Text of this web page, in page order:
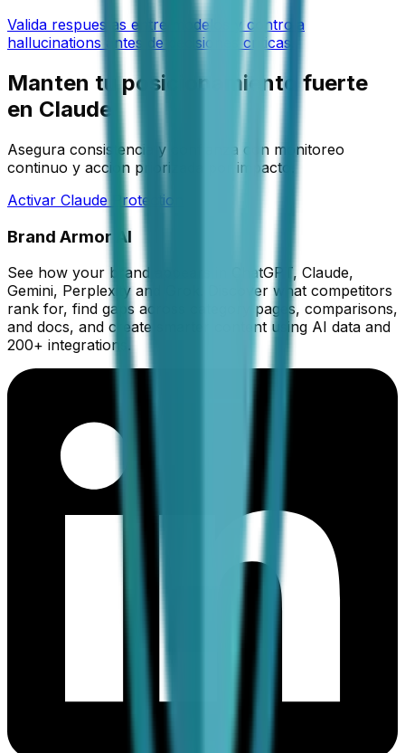
Valida respuestas entre modelos y controla
hallucinations antes de decisiones criticas.
Manten tu posicionamiento fuerte
en Claude
Asegura consistencia y confianza con monitoreo
continuo y accion priorizada por impacto.
Activar Claude Protection
Brand Armor AI
See how your brand appears in ChatGPT, Claude,
Gemini, Perplexity and Grok. Discover what competitors
rank for, find gaps across category pages, comparisons,
and docs, and create smarter content using AI data and
200+ integrations.